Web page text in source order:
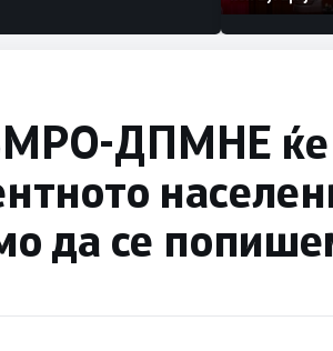
ДПМНЕ ќе
да се